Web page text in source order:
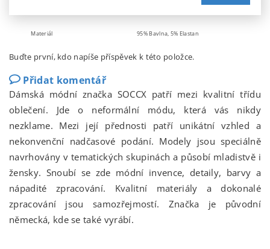
Materiál 95% Bavlna, 5% Elastan
Buďte první, kdo napíše příspěvek k této položce.
Přidat komentář
Dámská módní značka SOCCX patří mezi kvalitní třídu
oblečení. Jde o neformální módu, která vás nikdy
nezklame. Mezi její přednosti patří unikátní vzhled a
nekonvenční nadčasové podání. Modely jsou speciálně
navrhovány v tematických skupinách a působí mladistvě i
žensky. Snoubí se zde módní invence, detaily, barvy a
nápadité zpracování. Kvalitní materiály a dokonalé
zpracování jsou samozřejmostí. Značka je původní
německá, kde se také vyrábí.